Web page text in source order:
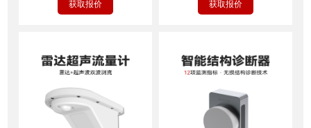
获取报价 获取报价